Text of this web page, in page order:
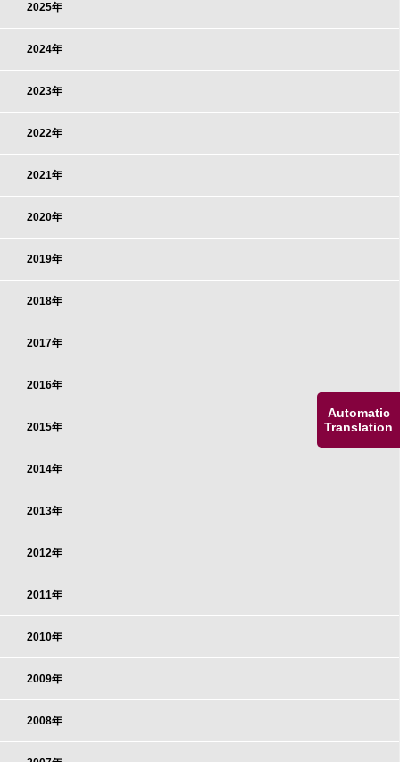
Automatic
Translation
2025年
2024年
2023年
2022年
2021年
2020年
2019年
2018年
2017年
2016年
2015年
2014年
2013年
2012年
2011年
2010年
2009年
2008年